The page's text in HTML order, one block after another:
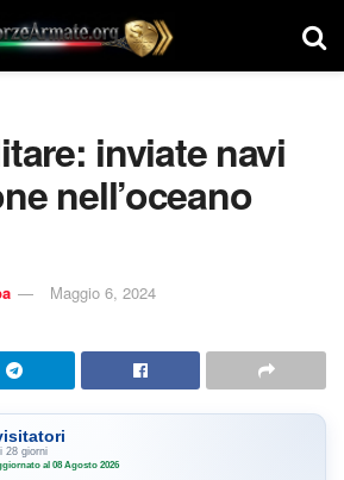
inviate navi
nell’oceano
Maggio 6, 2024
28 giorni
al 08 Agosto 2026